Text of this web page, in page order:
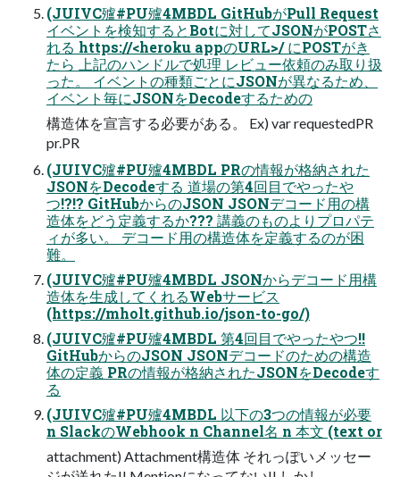
(JUIVC㱺#PU㱺4MBDL GitHubがPull Request
イベントを検知するとBotに対してJSONがPOSTさ
れる https://<heroku appのURL>/ にPOSTがき
たら 上記のハンドルで処理 レビュー依頼のみ取り扱
った。 イベントの種類ごとにJSONが異なるため、
イベント毎にJSONをDecodeするための
構造体を宣⾔する必要がある。 Ex) var requestedPR
pr.PR
(JUIVC㱺#PU㱺4MBDL PRの情報が格納された
JSONをDecodeする 道場の第4回⽬でやったや
つ!?!? GitHubからのJSON JSONデコード⽤の構
造体をどう定義するか??? 講義のものよりプロパテ
ィが多い。 デコード⽤の構造体を定義するのが困
難。
(JUIVC㱺#PU㱺4MBDL JSONからデコード⽤構
造体を⽣成してくれるWebサービス
(https://mholt.github.io/json-to-go/)
(JUIVC㱺#PU㱺4MBDL 第4回⽬でやったやつ!!
GitHubからのJSON JSONデコードのための構造
体の定義 PRの情報が格納されたJSONをDecodeす
る
(JUIVC㱺#PU㱺4MBDL 以下の3つの情報が必要
n SlackのWebhook n Channel名 n 本⽂ (text or
attachment) Attachment構造体 それっぽいメッセー